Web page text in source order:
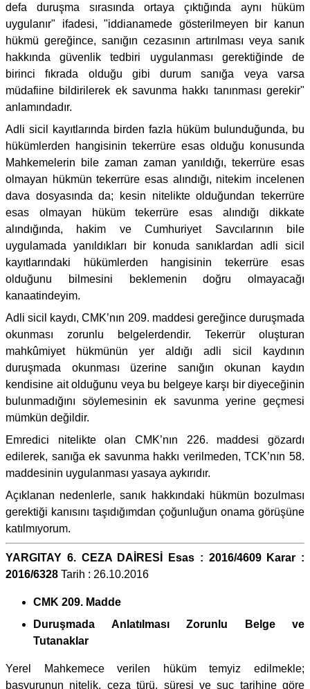
defa duruşma sırasında ortaya çıktığında aynı hüküm
uygulanır" ifadesi, "iddianamede gösterilmeyen bir kanun
hükmü gereğince, sanığın cezasının artırılması veya sanık
hakkında güvenlik tedbiri uygulanması gerektiğinde de
birinci fıkrada olduğu gibi durum sanığa veya varsa
müdafiine bildirilerek ek savunma hakkı tanınması gerekir"
anlamındadır.
Adli sicil kayıtlarında birden fazla hüküm bulunduğunda, bu
hükümlerden hangisinin tekerrüre esas olduğu konusunda
Mahkemelerin bile zaman zaman yanıldığı, tekerrüre esas
olmayan hükmün tekerrüre esas alındığı, nitekim incelenen
dava dosyasında da; kesin nitelikte olduğundan tekerrüre
esas olmayan hüküm tekerrüre esas alındığı dikkate
alındığında, hakim ve Cumhuriyet Savcılarının bile
uygulamada yanıldıkları bir konuda sanıklardan adli sicil
kayıtlarındaki hükümlerden hangisinin tekerrüre esas
olduğunu bilmesini beklemenin doğru olmayacağı
kanaatindeyim.
Adli sicil kaydı, CMK’nın 209. maddesi gereğince duruşmada
okunması zorunlu belgelerdendir. Tekerrür oluşturan
mahkûmiyet hükmünün yer aldığı adli sicil kaydının
duruşmada okunması üzerine sanığın okunan kaydın
kendisine ait olduğunu veya bu belgeye karşı bir diyeceğinin
bulunmadığını söylemesinin ek savunma yerine geçmesi
mümkün değildir.
Emredici nitelikte olan CMK’nın 226. maddesi gözardı
edilerek, sanığa ek savunma hakkı verilmeden, TCK’nın 58.
maddesinin uygulanması yasaya aykırıdır.
Açıklanan nedenlerle, sanık hakkındaki hükmün bozulması
gerektiği kanısını taşıdığımdan çoğunluğun onama görüşüne
katılmıyorum.
YARGITAY 6. CEZA DAİRESİ Esas : 2016/4609 Karar :
2016/6328 Tarih : 26.10.2016
CMK 209. Madde
Duruşmada Anlatılması Zorunlu Belge ve
Tutanaklar
Yerel Mahkemece verilen hüküm temyiz edilmekle;
başvurunun nitelik, ceza türü, süresi ve suç tarihine göre